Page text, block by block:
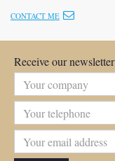
CONTACT ME
Receive our newsletter